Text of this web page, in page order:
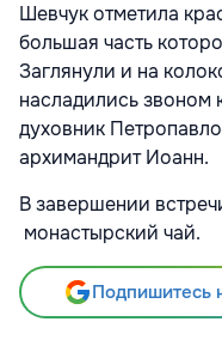
Шевчук отметила
большая часть
Заглянули и на
насладились звоном
духовник
архимандрит Иоанн.
В завершении
монастырский чай.
Подпишитесь